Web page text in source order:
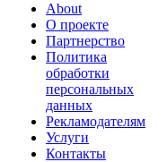
About
О проекте
Партнерство
Политика
обработки
персональных
данных
Рекламодателям
Услуги
Контакты